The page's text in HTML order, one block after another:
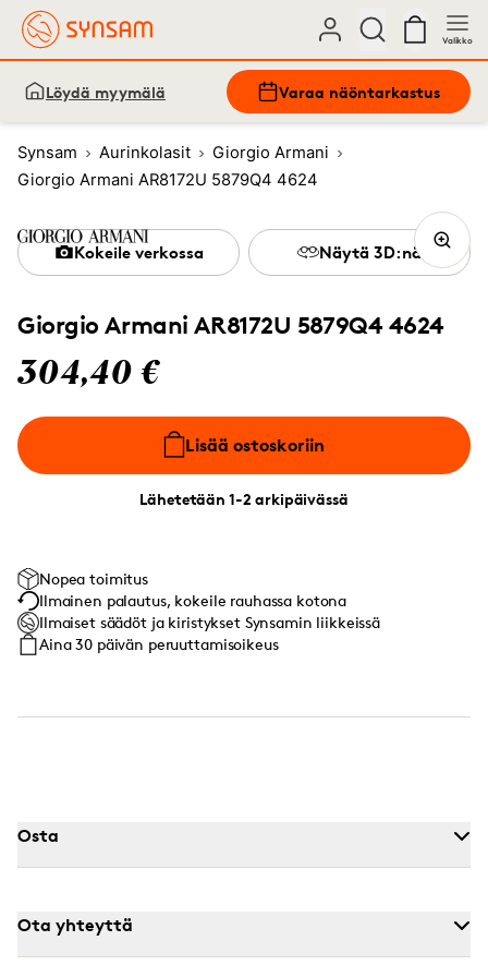
Valikko
Löydä myymälä Varaa näöntarkastus
Synsam Aurinkolasit
Giorgio Armani
Giorgio Armani AR8172U 5879Q4 4624
Giorgio Armani AR8172U 5879Q4 4624
304,40 €
Lisää ostoskoriin
Lähetetään 1-2 arkipäivässä
Kokeile verkossa Näytä 3D:nä
Nopea toimitus
Ilmainen palautus, kokeile rauhassa kotona
Ilmaiset säädöt ja kiristykset Synsamin liikkeissä
Aina 30 päivän peruuttamisoikeus
Osta
Ota yhteyttä